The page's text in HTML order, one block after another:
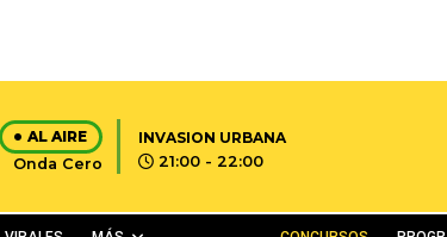
AL AIRE
Onda Cero
INVASION URBANA
21:00 - 22:00